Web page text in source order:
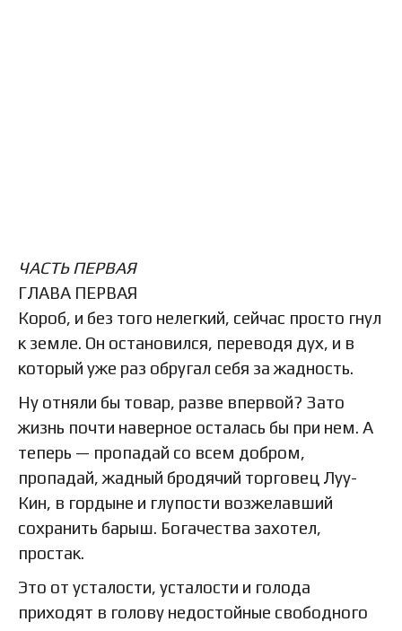
ЧАСТЬ ПЕРВАЯ
ГЛАВА ПЕРВАЯ
Короб, и без того нелегкий, сейчас просто гнул
к земле. Он остановился, переводя дух, и в
который уже раз обругал себя за жадность.
Ну отняли бы товар, разве впервой? Зато
жизнь почти наверное осталась бы при нем. А
теперь — пропадай со всем добром,
пропадай, жадный бродячий торговец Луу-
Кин, в гордыне и глупости возжелавший
сохранить барыш. Богачества захотел,
простак.
Это от усталости, усталости и голода
приходят в голову недостойные свободного